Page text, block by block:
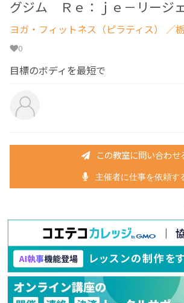
グジム Ｒｅ：ｊｅ－リージ
ヨガ・フィットネス（ピラティス） ／
0
目標のボディを最短で
この教室に問い合わせ
主催者に仕事を依頼す